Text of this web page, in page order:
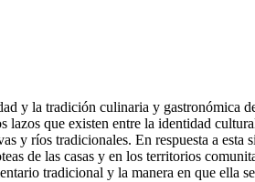
y la tradición culinaria y
que existen entre la identidad
y ríos tradicionales. En respuesta a esta
de las casas y en los territorios
tradicional y la manera en que